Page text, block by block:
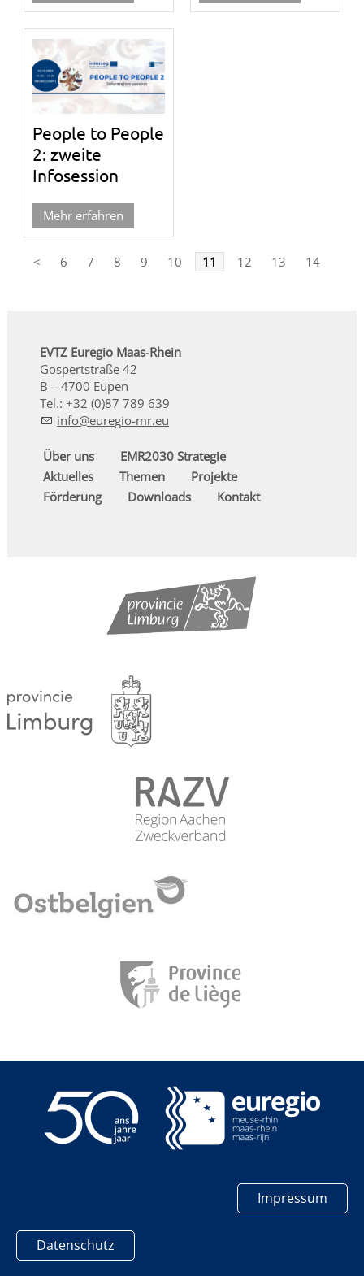
People to People
2: zweite
Infosession
Mehr erfahren
< 6 7 8 9 10 11 12 13 14
EVTZ Euregio Maas-Rhein
Gospertstraße 42
B – 4700 Eupen
Tel.: +32 (0)87 789 639
nf
r g -mr
Über uns
EMR2030 Strategie
Aktuelles
Themen
Projekte
Förderung
Downloads Kontakt
Impressum
Datenschutz